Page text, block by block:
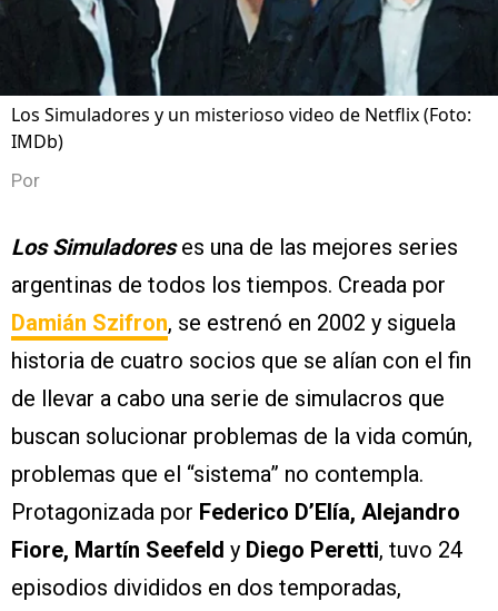
Los Simuladores y un misterioso video de Netflix (Foto:
IMDb)
Por
Los Simuladoreses una de las mejores series
argentinas de todos los tiempos. Creada por
Damián Szifron, se estrenó en 2002 y siguela
historia de cuatro socios que se alían con el fin
de llevar a cabo una serie de simulacros que
buscan solucionar problemas de la vida común,
problemas que el “sistema” no contempla.
Protagonizada por Federico D’Elía, Alejandro
Fiore, Martín Seefeld y Diego Peretti, tuvo 24
episodios divididos en dos temporadas,